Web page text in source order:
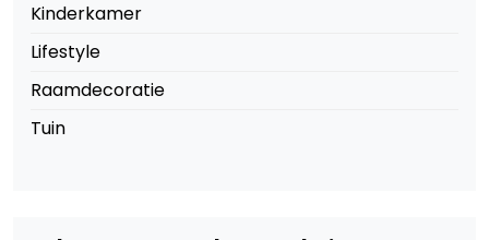
Kinderkamer
Lifestyle
Raamdecoratie
Tuin